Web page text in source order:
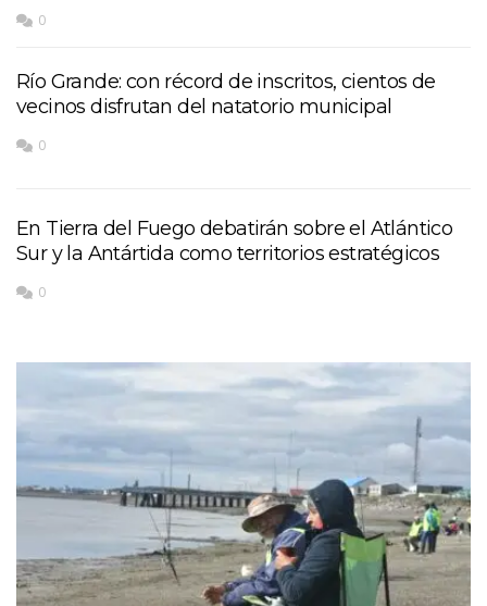
0
Río Grande: con récord de inscritos, cientos de
vecinos disfrutan del natatorio municipal
0
En Tierra del Fuego debatirán sobre el Atlántico
Sur y la Antártida como territorios estratégicos
0